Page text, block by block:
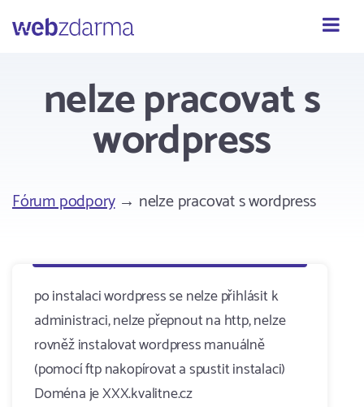
Webzdarma
nelze pracovat s
wordpress
Fórum podpory→ nelze pracovat s wordpress
po instalaci wordpress se nelze přihlásit k
administraci, nelze přepnout na http, nelze
rovněž instalovat wordpress manuálně
(pomocí ftp nakopírovat a spustit instalaci)
Doména je XXX.kvalitne.cz